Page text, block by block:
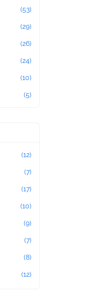
(53)
(29)
(26)
(24)
(10)
(5)
(12)
(7)
(17)
(10)
(9)
(7)
(8)
(12)